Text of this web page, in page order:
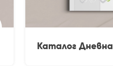
Каталог Дневна